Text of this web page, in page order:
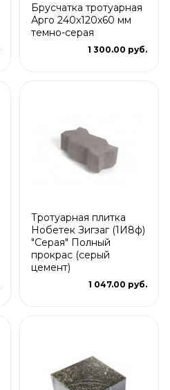
Брусчатка тротуарная
Арго 240x120x60 мм
темно-серая
1 300.00 руб.
Тротуарная плитка
Нобетек Зигзаг (1И8ф)
"Серая" Полный
прокрас (серый
цемент)
1 047.00 руб.